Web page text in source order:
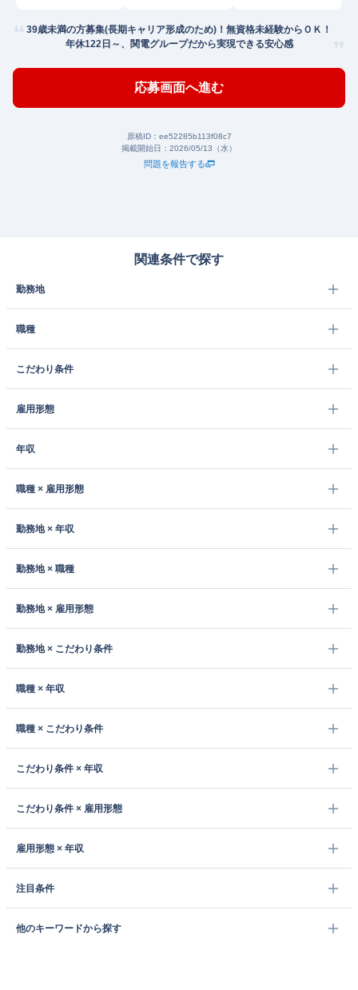
39歳未満の方募集(長期キャリア形成のため)！無資格未経験からＯＫ！
年休122日～、関電グループだから実現できる安心感
応募画面へ進む
原稿ID： ee52285b113f08c7
掲載開始日： 2026/05/13（水）
問題を報告する
関連条件で探す
勤務地
職種
こだわり条件
雇用形態
年収
職種 × 雇用形態
勤務地 × 年収
勤務地 × 職種
勤務地 × 雇用形態
勤務地 × こだわり条件
職種 × 年収
職種 × こだわり条件
こだわり条件 × 年収
こだわり条件 × 雇用形態
雇用形態 × 年収
注目条件
他のキーワードから探す